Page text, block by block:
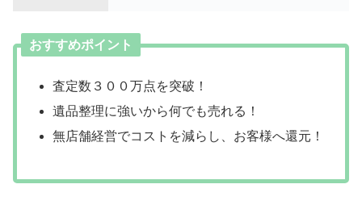
おすすめポイント
査定数３００万点を突破！
遺品整理に強いから何でも売れる！
無店舗経営でコストを減らし、お客様へ還元！